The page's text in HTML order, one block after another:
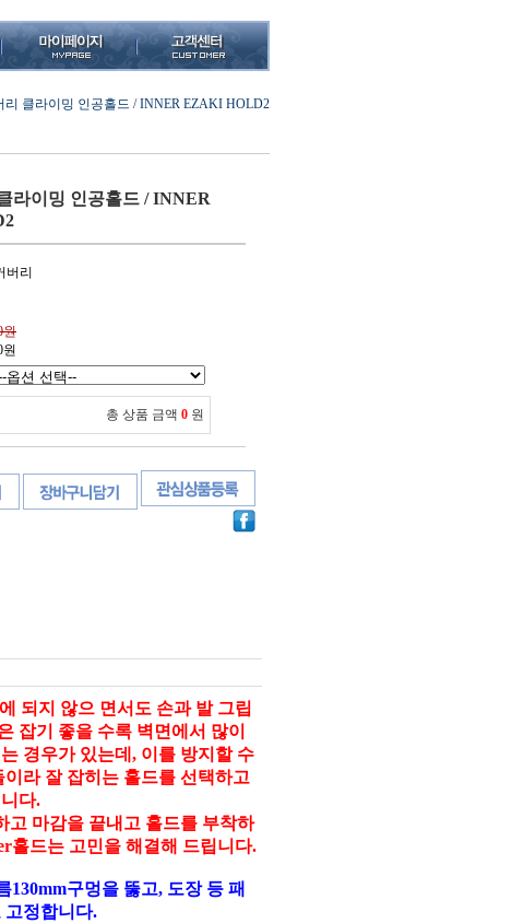
리 클라이밍 인공홀드 / INNER EZAKI HOLD2
라이밍 인공홀드 / INNER
버리
원
원
총 상품 금액 0 원
되지 않으 면서도 손과 발 그립
잡기 좋을 수록 벽면에서 많이
경우가 있는데, 이를 방지할 수
라 잘 잡히는 홀드를 선택하고
다.
마감을 끝내고 홀드를 부착하
홀드는 고민을 해결해 드립니다.
구멍을 뚫고, 도장 등 패
고정합니다.